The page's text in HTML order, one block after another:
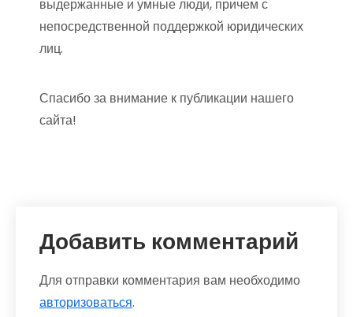
выдержанные и умные люди, причем с
непосредственной поддержкой юридических
лиц.
Спасибо за внимание к публикации нашего
сайта!
Добавить комментарий
Для отправки комментария вам необходимо
авторизоваться.